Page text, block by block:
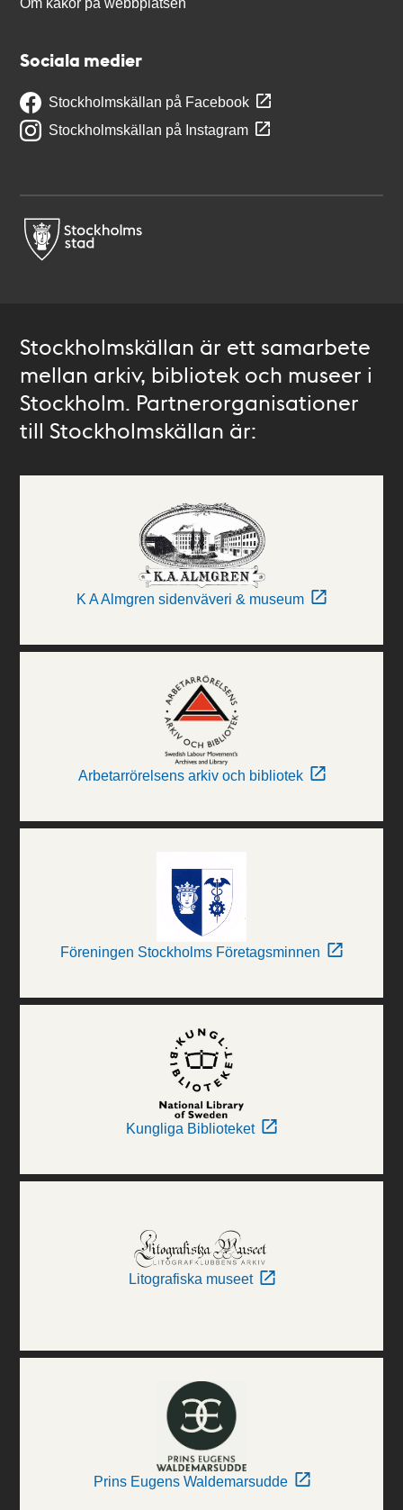
Om kakor på webbplatsen
Sociala medier
Stockholmskällan på Facebook
Stockholmskällan på Instagram
Stockholmskällan är ett samarbete
mellan arkiv, bibliotek och museer i
Stockholm. Partnerorganisationer
till Stockholmskällan är:
K A Almgren sidenväveri & museum
Arbetarrörelsens arkiv och bibliotek
Föreningen Stockholms Företagsminnen
Kungliga Biblioteket
Litografiska museet
Prins Eugens Waldemarsudde